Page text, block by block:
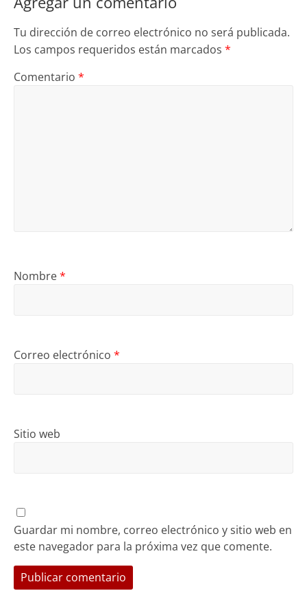
Tu dirección de correo electrónico no será publicada.
Los campos requeridos están marcados *
Comentario *
Nombre*
Correo electrónico *
Sitio web
Guardar mi nombre, correo electrónico y sitio web en
este navegador para la próxima vez que comente.